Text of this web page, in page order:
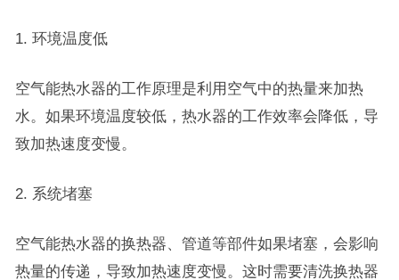
1. 环境温度低
空气能热水器的工作原理是利用空气中的热量来加热
水。如果环境温度较低，热水器的工作效率会降低，导
致加热速度变慢。
2. 系统堵塞
空气能热水器的换热器、管道等部件如果堵塞，会影响
热量的传递，导致加热速度变慢。这时需要清洗换热器